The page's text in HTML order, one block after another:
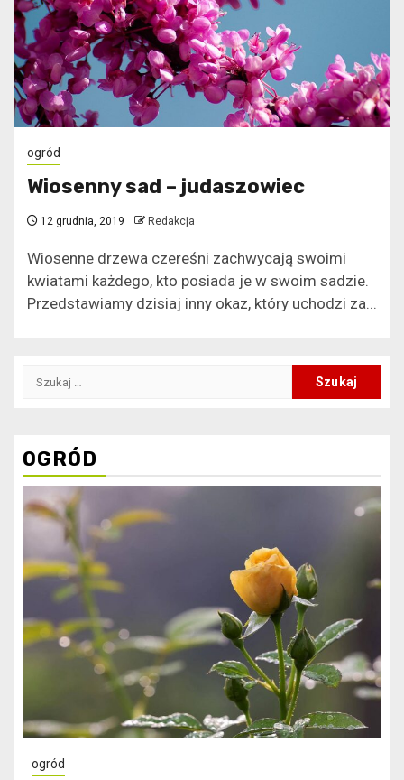
ogród
Wiosenny sad – judaszowiec
12 grudnia, 2019 Redakcja
Wiosenne drzewa czereśni zachwycają swoimi
kwiatami każdego, kto posiada je w swoim sadzie.
Przedstawiamy dzisiaj inny okaz, który uchodzi za...
Szukaj:
OGRÓD
ogród